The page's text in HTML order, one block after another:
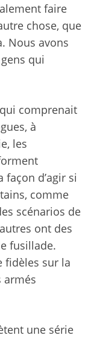
faire
chose, que
Nous avons
qui
comprenait
à
les
d’agir si
comme
scénarios de
ont des
fusillade.
fidèles sur la
armés
une série